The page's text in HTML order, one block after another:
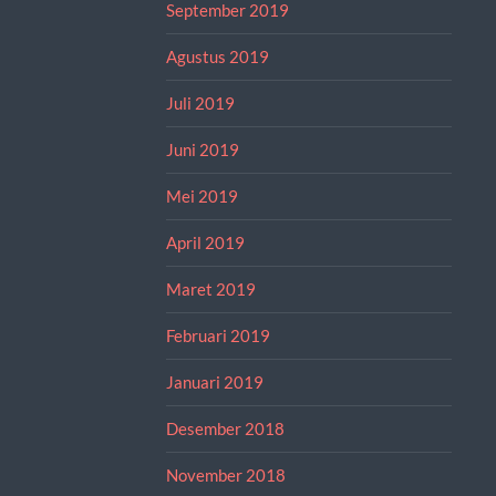
September 2019
Agustus 2019
Juli 2019
Juni 2019
Mei 2019
April 2019
Maret 2019
Februari 2019
Januari 2019
Desember 2018
November 2018